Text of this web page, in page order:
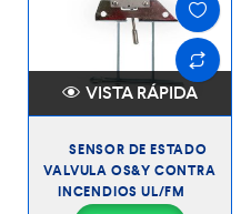
VISTA RÁPIDA
SENSOR DE ESTADO
VALVULA OS&Y CONTRA
INCENDIOS UL/FM